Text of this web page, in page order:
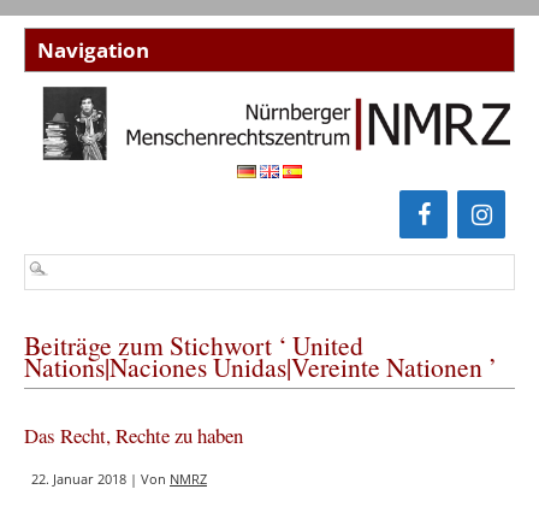
Beiträge zum Stichwort ‘ United
Nations|Naciones Unidas|Vereinte Nationen ’
Das Recht, Rechte zu haben
22. Januar 2018 | Von NMRZ